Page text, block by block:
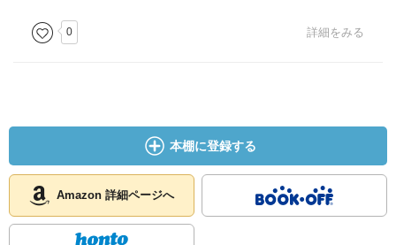
0 詳細をみる
本棚に登録する
Amazon 詳細ページへ